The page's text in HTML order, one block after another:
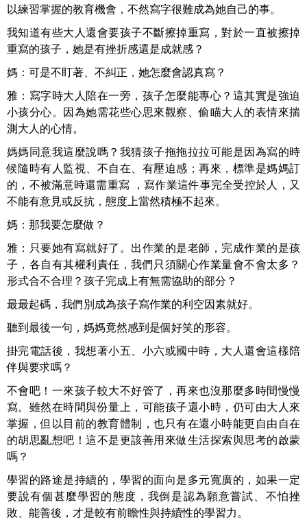
以練習掌握的教育機會，不然寫字很難成為她自己的事。
我知道有些大人還會要孩子不斷擦掉重寫，對於一直被擦掉
重寫的孩子，她是有挫折感還是成就感？
媽：可是不盯著、不糾正，她怎麼會認真寫？
雅：寫字時大人陪在一旁，孩子怎麼能專心？這其實是強迫
小孩分心。因為她需花些心思來觀察、偷瞄大人的表情來揣
測大人的心情。
媽媽同意我這麼說嗎？我猜孩子拖拖拉拉可能是因為寫的時
候隨時有人監視、不自在、有壓迫感；再來，標準是媽媽訂
的，不被滿意時還需重寫 ，寫作業這件事完全受控於人，又
不能有意見或反抗，態度上當然積極不起來。
媽：那我要怎麼做？
雅：只要她有寫就好了。出作業的是老師，完成作業的是孩
子，各自有其權利責任，我們只須關心作業量會不會太多？
形式合不合理？孩子完成上有無需協助的部分？
最最起碼，我們別成為孩子寫作業的利空因素就好。
聽到最後一句，媽媽竟然感到是個好笑的形容。
掛完電話後，我想著小五、小六或國中時，大人還會這樣陪
伴與要求嗎？
不會吧！一來孩子較大不好管了，再來也沒那麼多時間慢慢
寫。雖然在時間與份量上，可能孩子還小時，仍可由大人來
掌握，但以目前的教育體制，也只有在還小時能更自由自在
的胡思亂想吧！這不是更該善用來做生活探索與思考的啟蒙
嗎？
學習的路途是持續的，學習的面向是多元寬廣的，如果一定
要說有個甚麼學習的態度，我倒是認為願意嘗試、不怕挫
敗、能善後，才是較有前瞻性與持續性的學習力。